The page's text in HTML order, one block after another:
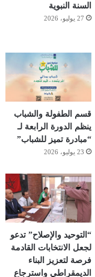
السنة النبوية
27 يوليو، 2026
قسم الطفولة والشباب
ينظم الدورة الرابعة لـ
“مبادرة تميز للشباب”
23 يوليو، 2026
“التوحيد والإصلاح” تدعو
لجعل الانتخابات القادمة
فرصة لتعزيز البناء
الديمقراطي واسترجاع